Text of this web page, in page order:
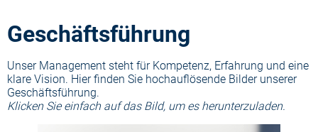
Geschäftsführung
Unser Management steht für Kompetenz, Erfahrung und eine
klare Vision. Hier finden Sie hochauflösende Bilder unserer
Geschäftsführung.
Klicken Sie einfach auf das Bild, um es herunterzuladen.